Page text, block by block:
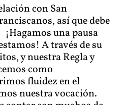
con San
así que debe
una pausa
A través de su
y nuestra Regla y
como
fluidez en el
nuestra vocación.